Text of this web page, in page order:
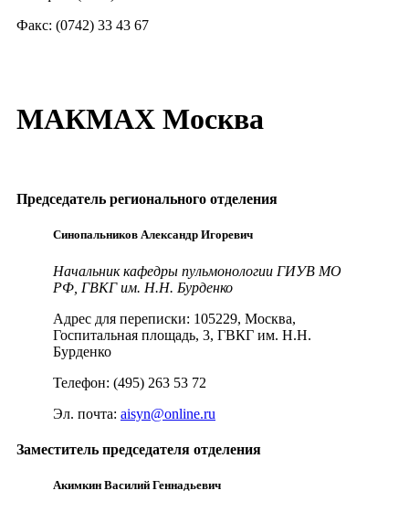
Факс: (0742) 33 43 67
МАКМАХ Москва
Председатель регионального отделения
Синопальников Александр Игоревич
Начальник кафедры пульмонологии ГИУВ МО
РФ, ГВКГ им. Н.Н. Бурденко
Адрес для переписки: 105229, Москва,
Госпитальная площадь, 3, ГВКГ им. Н.Н.
Бурденко
Телефон: (495) 263 53 72
Эл. почта: aisyn@online.ru
Заместитель председателя отделения
Акимкин Василий Геннадьевич